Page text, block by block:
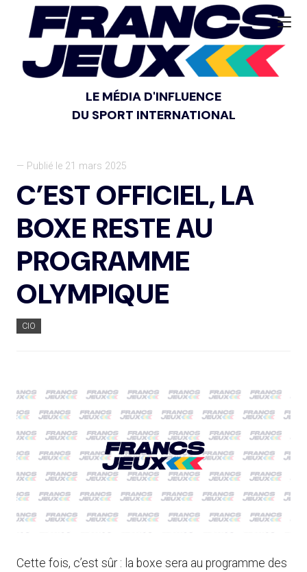
LE MÉDIA D'INFLUENCE
DU SPORT INTERNATIONAL
— Publié le 21 mars 2025
C’EST OFFICIEL, LA
BOXE RESTE AU
PROGRAMME
OLYMPIQUE
CIO
Cette fois, c’est sûr : la boxe sera au programme des